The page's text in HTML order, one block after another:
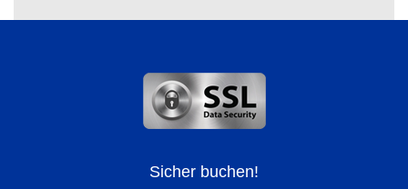
Sicher buchen!